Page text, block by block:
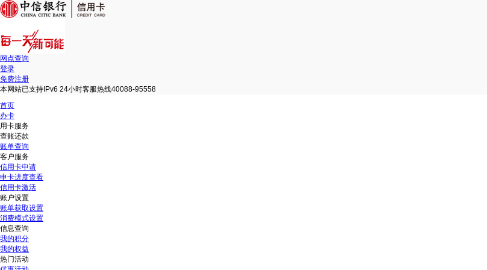
网点查询
登录
免费注册
本网站已支持IPv6 24小时客服热线40088-95558
首页
办卡
用卡服务
查账还款
账单查询
客户服务
信用卡申请
申卡进度查看
信用卡激活
账户设置
账单获取设置
消费模式设置
信息查询
我的积分
我的权益
热门活动